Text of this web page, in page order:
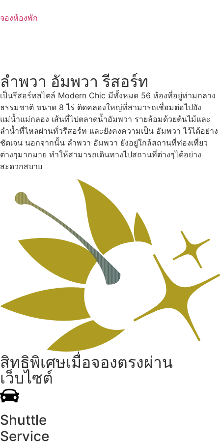
to
จองห้องพัก
ลำพวา อัมพวา รีสอร์ท
เป็นรีสอร์ทสไตล์ Modern Chic มีทั้งหมด 56 ห้องที่อยู่ท่ามกลาง
ธรรมชาติ ขนาด 8 ไร่ ติดคลองใหญ่ที่สามารถเชื่อมต่อไปยัง
แม่น้ำแม่กลอง เส้นที่ไปตลาดน้ำอัมพวา รายล้อมด้วยต้นไม้และ
ลำน้ำที่ไหลผ่านทั่วรีสอร์ท และยังคงความเป็น อัมพวา ไว้ได้อย่าง
ชัดเจน นอกจากนั้น ลำพวา อัมพวา ยังอยู่ใกล้สถานที่ท่องเที่ยว
ต่างๆมากมาย ทำให้สามารถเดินทางไปสถานที่ต่างๆได้อย่าง
สะดวกสบาย
สิทธิพิเศษเมื่อจองตรงผ่าน
เว็บไซต์
Shuttle
Service